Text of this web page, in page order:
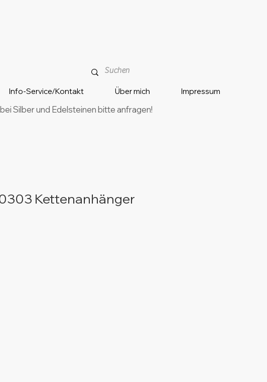
Info-Service/Kontakt Über mich Impressum
Silber und Edelsteinen bitte anfragen!
Kettenanhänger